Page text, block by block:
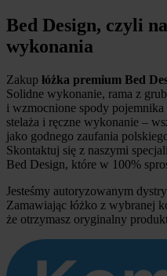
Bed Design, czyli
wykonania
Zakup łóżka premium Bed
Solidne wykonanie, rama z
i wzmocnione spody
stelaża i ręczne wykonanie –
jako godnego zaufania
Skontaktuj się z naszymi
Bed Design, które w 100%
Jesteśmy autoryzowanym
Zamawiając łóżko z wybranej
że otrzymasz oryginalny